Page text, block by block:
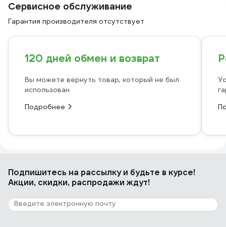
Сервисное обслуживание
Гарантия производителя отсутствует
120 дней обмен и возврат
Вы можете вернуть товар, который не был
использован
Подробнее
Подпишитесь на рассылкуи будьте в курсе!
Акции, скидки, распродажи ждут!